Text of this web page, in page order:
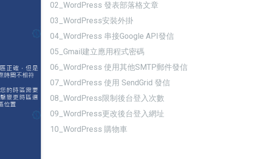
02_WordPress 發表部落格文章
03_WordPress安裝外掛
04_WordPress 串接Google API發信
05_Gmail建立應用程式密碼
06_WordPress 使用其他SMTP郵件發信
07_WordPress 使用 SendGrid 發信
08_WordPress限制後台登入次數
09_WordPress更改後台登入網址
10_WordPress 購物車